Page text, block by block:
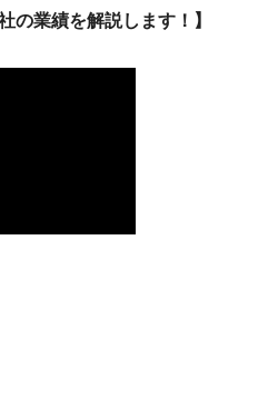
の業績を解説します！】